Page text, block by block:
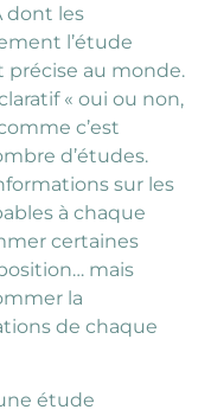
dont les
l’étude
au monde.
« oui ou non,
c’est
d’études.
sur les
à chaque
certaines
mais
la
de chaque
étude